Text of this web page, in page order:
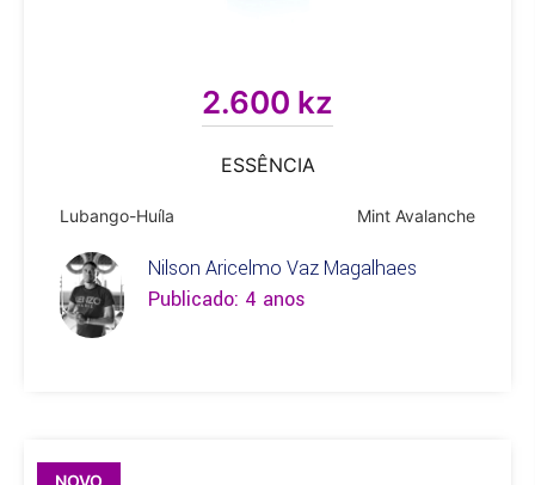
2.600 kz
ESSÊNCIA
Lubango-Huíla Mint Avalanche
Nilson Aricelmo Vaz Magalhaes
Publicado: 4 anos